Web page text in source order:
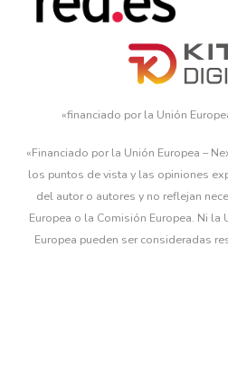
«financiado por la Unión
«Financiado por la Unión Europea –
los puntos de vista y las opiniones
del autor o autores y no reflejan
Europea o la Comisión Europea. Ni la
Europea pueden ser consideradas